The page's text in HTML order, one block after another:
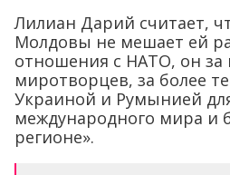
Лилиан Дарий считает,
Молдовы не мешает ей
отношения с НАТО, он за
миротворцев, за более
Украиной и Румынией
международного мира и
регионе».